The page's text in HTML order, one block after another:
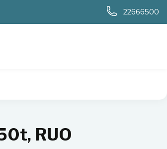
22666500
RUO